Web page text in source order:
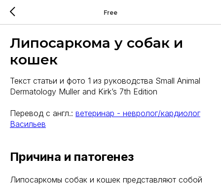
Free
Липосаркома у собак и
кошек
Текст статьи и фото 1 из руководства Small Animal
Dermatology Muller and Kirk’s 7th Edition
Перевод с англ.: ветеринар - невролог/кардиолог
Васильев
Причина и патогенез
Липосаркомы собак и кошек представляют собой